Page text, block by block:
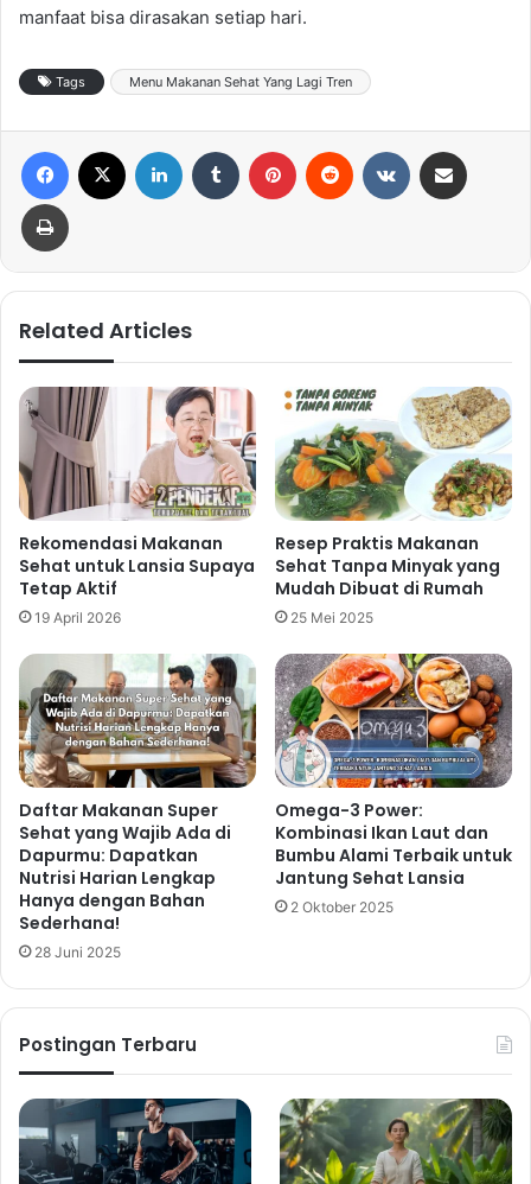
manfaat bisa dirasakan setiap hari.
Tags Menu Makanan Sehat Yang Lagi Tren
Related Articles
Rekomendasi Makanan
Sehat untuk Lansia Supaya
Tetap Aktif
19 April 2026
Resep Praktis Makanan
Sehat Tanpa Minyak yang
Mudah Dibuat di Rumah
25 Mei 2025
Daftar Makanan Super
Sehat yang Wajib Ada di
Dapurmu: Dapatkan
Nutrisi Harian Lengkap
Hanya dengan Bahan
Sederhana!
28 Juni 2025
Omega-3 Power:
Kombinasi Ikan Laut dan
Bumbu Alami Terbaik untuk
Jantung Sehat Lansia
2 Oktober 2025
Postingan Terbaru